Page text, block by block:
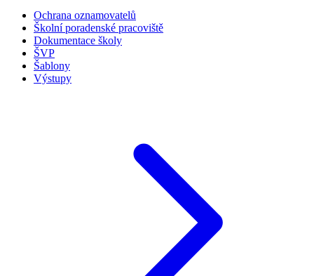
Ochrana oznamovatelů
Školní poradenské pracoviště
Dokumentace školy
ŠVP
Šablony
Výstupy